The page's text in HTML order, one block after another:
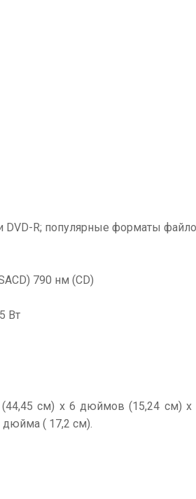
R; популярные форматы
790 нм (CD)
Вт
см) x 6 дюймов (15,24 см) x
дюйма ( 17,2 см).